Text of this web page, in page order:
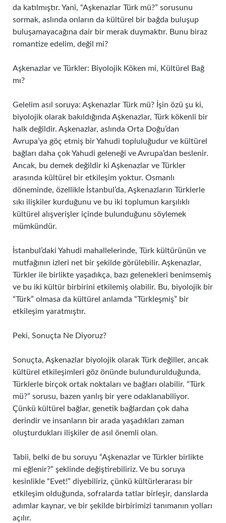
da katılmıştır. Yani, “Aşkenazlar Türk mü?” sorusunu
sormak, aslında onların da kültürel bir bağda buluşup
buluşamayacağına dair bir merak duymaktır. Bunu biraz
romantize edelim, değil mi?
Aşkenazlar ve Türkler: Biyolojik Köken mi, Kültürel Bağ
mı?
Gelelim asıl soruya: Aşkenazlar Türk mü? İşin özü şu ki,
biyolojik olarak bakıldığında Aşkenazlar, Türk kökenli bir
halk değildir. Aşkenazlar, aslında Orta Doğu’dan
Avrupa’ya göç etmiş bir Yahudi topluluğudur ve kültürel
bağları daha çok Yahudi geleneği ve Avrupa’dan beslenir.
Ancak, bu demek değildir ki Aşkenazlar ve Türkler
arasında kültürel bir etkileşim yoktur. Osmanlı
döneminde, özellikle İstanbul’da, Aşkenazların Türklerle
sıkı ilişkiler kurduğunu ve bu iki toplumun karşılıklı
kültürel alışverişler içinde bulunduğunu söylemek
mümkündür.
İstanbul’daki Yahudi mahallelerinde, Türk kültürünün ve
mutfağının izleri net bir şekilde görülebilir. Aşkenazlar,
Türkler ile birlikte yaşadıkça, bazı gelenekleri benimsemiş
ve bu iki kültür birbirini etkilemiş olabilir. Bu, biyolojik bir
“Türk” olmasa da kültürel anlamda “Türkleşmiş” bir
etkileşim yaratmıştır.
Peki, Sonuçta Ne Diyoruz?
Sonuçta, Aşkenazlar biyolojik olarak Türk değiller, ancak
kültürel etkileşimleri göz önünde bulundurulduğunda,
Türklerle birçok ortak noktaları ve bağları olabilir. “Türk
mü?” sorusu, bazen yanlış bir yere odaklanabiliyor.
Çünkü kültürel bağlar, genetik bağlardan çok daha
derindir ve insanların bir arada yaşadıkları zaman
oluşturdukları ilişkiler de asıl önemli olan.
Tabii, belki de bu soruyu “Aşkenazlar ve Türkler birlikte
mi eğlenir?” şeklinde değiştirebiliriz. Ve bu soruya
kesinlikle “Evet!” diyebiliriz, çünkü kültürlerarası bir
etkileşim olduğunda, sofralarda tatlar birleşir, danslarda
adımlar kaynar, ve bir şekilde birbirimizi tanımanın yolları
açılır.